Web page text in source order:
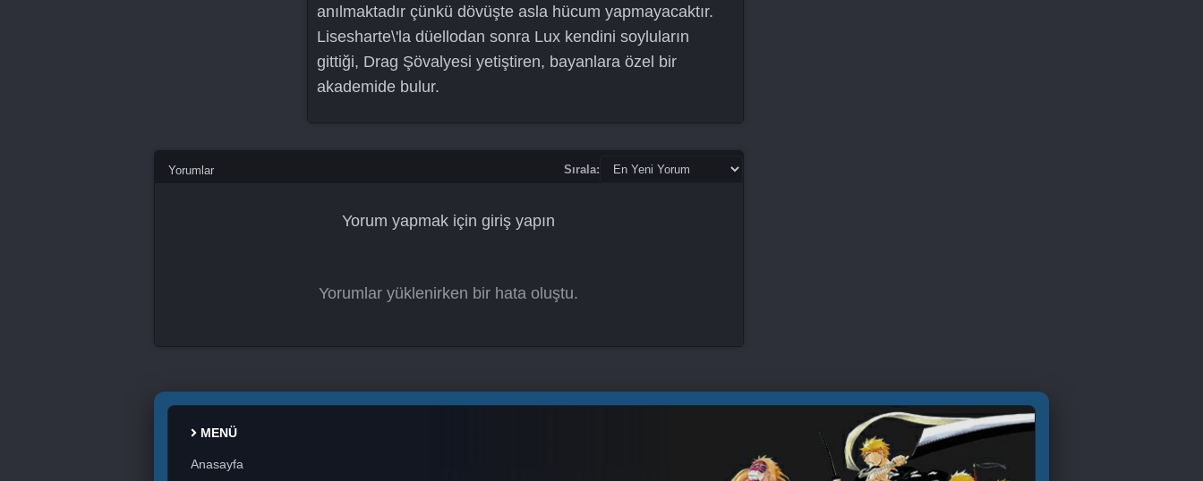
anılmaktadır çünkü dövüşte asla hücum yapmayacaktır.
Lisesharte\'la düellodan sonra Lux kendini soyluların
gittiği, Drag Şövalyesi yetiştiren, bayanlara özel bir
akademide bulur.
Yorumlar Sırala:
Yorum yapmak içingiriş yapın
Yorumlar yüklenirken bir hata oluştu.
MENÜ
Anasayfa